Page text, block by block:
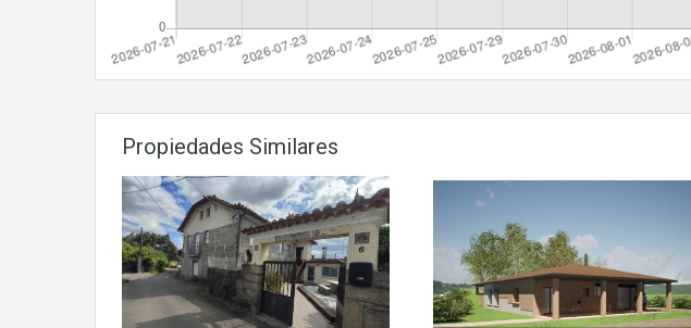
Propiedades Similares